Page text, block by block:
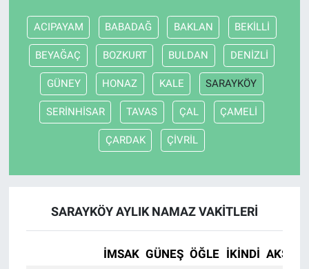
ACIPAYAM BABADAĞ BAKLAN BEKİLLİ
BEYAĞAÇ BOZKURT BULDAN DENİZLİ
GÜNEY HONAZ KALE SARAYKÖY
SERİNHİSAR TAVAS ÇAL ÇAMELİ
ÇARDAK ÇİVRİL
SARAYKÖY AYLIK NAMAZ VAKITLERI
İMSAK GÜNEŞ ÖĞLE İKINDI AKŞAM